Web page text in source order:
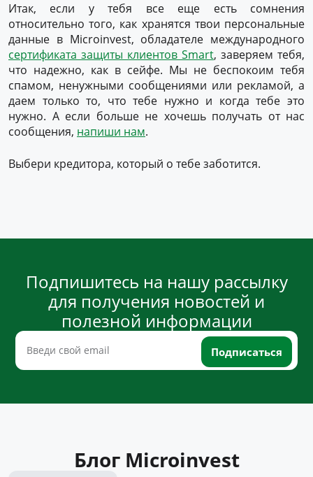
Итак, если у тебя все еще есть сомнения
относительно того, как хранятся твои персональные
данные в Microinvest, обладателе международного
сертификата защиты клиентов Smart, заверяем тебя,
что надежно, как в сейфе. Мы не беспокоим тебя
спамом, ненужными сообщениями или рекламой, а
даем только то, что тебе нужно и когда тебе это
нужно. А если больше не хочешь получать от нас
сообщения, напиши нам.
Выбери кредитора, который о тебе заботится.
Подпишитесь на нашу рассылку
для получения новостей и
полезной информации
Блог Microinvest